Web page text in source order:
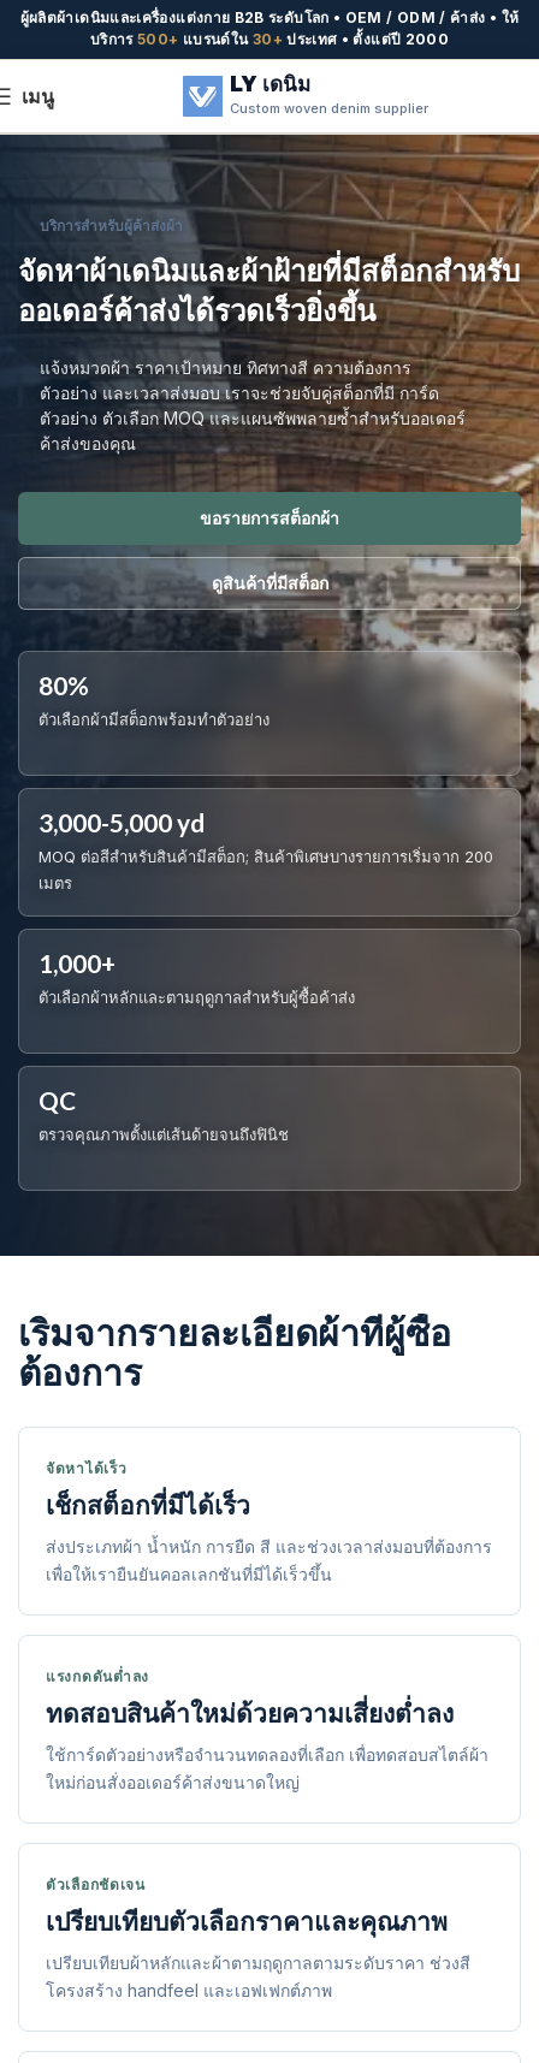
ผู้ผลิตผ้าเดนิมและเครื่องแต่งกาย B2B ระดับโลก • OEM / ODM / ค้าส่ง • ให้
บริการ500+ แบรนด์ใน 30+ ประเทศ • ตั้งแต่ปี 2000
เมนู LY เดนิม
Custom woven denim supplier
บริการสำหรับผู้ค้าส่งผ้า
จัดหาผ้าเดนิมและผ้าฝ้ายที่มีสต็อกสำหรับ
ออเดอร์ค้าส่งได้รวดเร็วยิ่งขึ้น
แจ้งหมวดผ้า ราคาเป้าหมาย ทิศทางสี ความต้องการ
ตัวอย่าง และเวลาส่งมอบ เราจะช่วยจับคู่สต็อกที่มี การ์ด
ตัวอย่าง ตัวเลือก MOQ และแผนซัพพลายซ้ำสำหรับออเดอร์
ค้าส่งของคุณ
ขอรายการสต็อกผ้า
ดูสินค้าที่มีสต็อก
80%
ตัวเลือกผ้ามีสต็อกพร้อมทำตัวอย่าง
3,000-5,000 yd
MOQ ต่อสีสำหรับสินค้ามีสต็อก; สินค้าพิเศษบางรายการเริ่มจาก 200
เมตร
1,000+
ตัวเลือกผ้าหลักและตามฤดูกาลสำหรับผู้ซื้อค้าส่ง
QC
ตรวจคุณภาพตั้งแต่เส้นด้ายจนถึงฟินิช
เริ่มจากรายละเอียดผ้าที่ผู้ซื้อ
ต้องการ
จัดหาได้เร็ว
เช็กสต็อกที่มีได้เร็ว
ส่งประเภทผ้า น้ำหนัก การยืด สี และช่วงเวลาส่งมอบที่ต้องการ
เพื่อให้เรายืนยันคอลเลกชันที่มีได้เร็วขึ้น
แรงกดดันต่ำลง
ทดสอบสินค้าใหม่ด้วยความเสี่ยงต่ำลง
ใช้การ์ดตัวอย่างหรือจำนวนทดลองที่เลือก เพื่อทดสอบสไตล์ผ้า
ใหม่ก่อนสั่งออเดอร์ค้าส่งขนาดใหญ่
ตัวเลือกชัดเจน
เปรียบเทียบตัวเลือกราคาและคุณภาพ
เปรียบเทียบผ้าหลักและผ้าตามฤดูกาลตามระดับราคา ช่วงสี
โครงสร้าง handfeel และเอฟเฟกต์ภาพ